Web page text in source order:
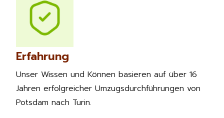
Erfahrung
Unser Wissen und Können basieren auf über 16
Jahren erfolgreicher Umzugsdurchführungen von
Potsdam nach Turin.